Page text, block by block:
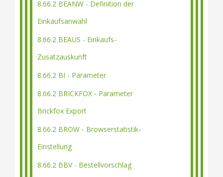
8.66.2 BEANW - Definition der
Einkaufsanwahl
8.66.2 BEAUS - Einkaufs-
Zusatzauskunft
8.66.2 BI - Parameter
8.66.2 BRICKFOX - Parameter
Brickfox Export
8.66.2 BROW - Browserstatistik-
Einstellung
8.66.2 BBV - Bestellvorschlag